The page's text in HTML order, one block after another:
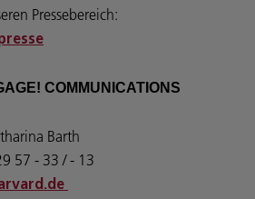
Pressebereich:
COMMUNICATIONS
Barth
57 - 33 / - 13